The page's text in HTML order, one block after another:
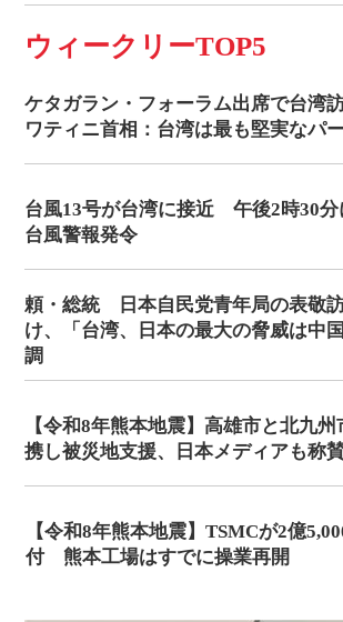
ウィークリーTOP5
ケタガラン・フォーラム出席で台湾
ワティニ首相：台湾は最も堅実なパ
台風13号が台湾に接近 午後2時30分
台風警報発令
頼・総統 日本自民党青年局の表敬
け、「台湾、日本の最大の脅威は中
調
【令和8年熊本地震】高雄市と北九州
携し被災地支援、日本メディアも称
【令和8年熊本地震】TSMCが2億
付 熊本工場はすでに操業再開